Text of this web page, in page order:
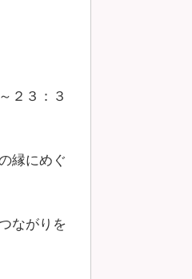
２３：３
縁にめぐ
ながりを